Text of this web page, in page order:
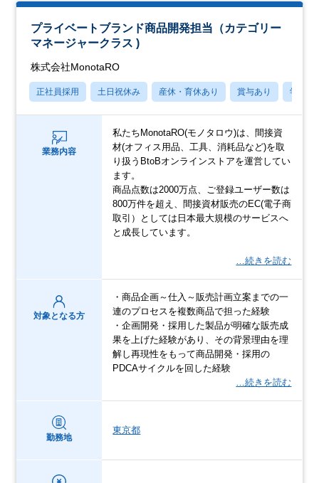
プライベートブランド商品開発担当（カテゴリー
マネージャークラス )
株式会社MonotaRO
正社員採用 土日祝休み 産休・育休あり 賞与あり 学歴不
業務内容
私たちMonotaRO(モノタロウ)は、間接資
材(オフィス用品、工具、消耗品など)を取
り扱うBtoBオンラインストアを運営してい
ます。
商品点数は2000万点、ご登録ユーザー数は
800万件を超え、間接資材販売のEC(電子商
取引）としては日本最大規模のサービスへ
と成長しています。
…続きを読む
対象となる方
・商品企画～仕入～販売計画立案までの一
連のプロセスを複数商品で担った経験
・企画開発・採用した製品が明確な販売成
果を上げた経験があり、その背景理由を理
解し再現性をもって商品開発・採用の
PDCAサイクルを回した経験
…続きを読む
勤務地
東京都